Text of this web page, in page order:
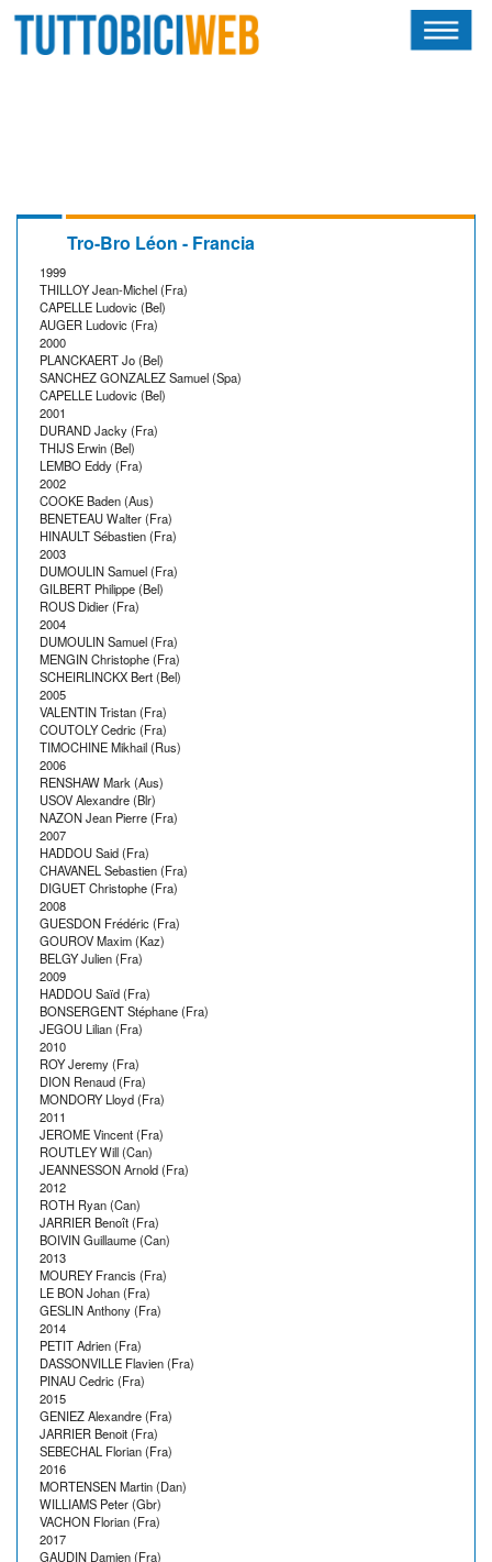
CALENDARIO
OSCAR
ALBI D'ORO
NEWSLETTER
Tro-Bro Léon - Francia
1999
THILLOY Jean-Michel (Fra)
CAPELLE Ludovic (Bel)
AUGER Ludovic (Fra)
2000
PLANCKAERT Jo (Bel)
SANCHEZ GONZALEZ Samuel (Spa)
CAPELLE Ludovic (Bel)
2001
DURAND Jacky (Fra)
THIJS Erwin (Bel)
LEMBO Eddy (Fra)
2002
COOKE Baden (Aus)
BENETEAU Walter (Fra)
HINAULT Sébastien (Fra)
2003
DUMOULIN Samuel (Fra)
GILBERT Philippe (Bel)
ROUS Didier (Fra)
2004
DUMOULIN Samuel (Fra)
MENGIN Christophe (Fra)
SCHEIRLINCKX Bert (Bel)
2005
VALENTIN Tristan (Fra)
COUTOLY Cedric (Fra)
TIMOCHINE Mikhail (Rus)
2006
RENSHAW Mark (Aus)
USOV Alexandre (Blr)
NAZON Jean Pierre (Fra)
2007
HADDOU Said (Fra)
CHAVANEL Sebastien (Fra)
DIGUET Christophe (Fra)
2008
GUESDON Frédéric (Fra)
GOUROV Maxim (Kaz)
BELGY Julien (Fra)
2009
HADDOU Saïd (Fra)
BONSERGENT Stéphane (Fra)
JEGOU Lilian (Fra)
2010
ROY Jeremy (Fra)
DION Renaud (Fra)
MONDORY Lloyd (Fra)
2011
JEROME Vincent (Fra)
ROUTLEY Will (Can)
JEANNESSON Arnold (Fra)
2012
ROTH Ryan (Can)
JARRIER Benoît (Fra)
BOIVIN Guillaume (Can)
2013
MOUREY Francis (Fra)
LE BON Johan (Fra)
GESLIN Anthony (Fra)
2014
PETIT Adrien (Fra)
DASSONVILLE Flavien (Fra)
PINAU Cedric (Fra)
2015
GENIEZ Alexandre (Fra)
JARRIER Benoit (Fra)
SEBECHAL Florian (Fra)
2016
MORTENSEN Martin (Dan)
WILLIAMS Peter (Gbr)
VACHON Florian (Fra)
2017
GAUDIN Damien (Fra)